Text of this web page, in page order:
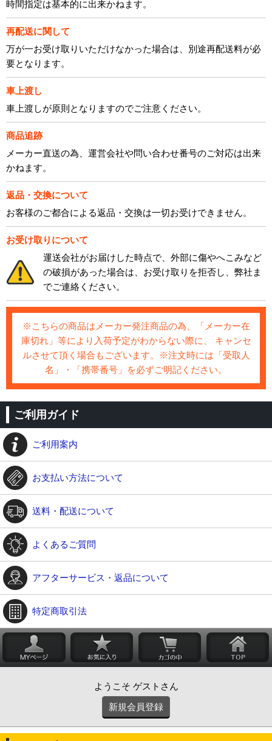
時間指定は基本的に出来かねます。
再配送に関して
万が一お受け取りいただけなかった場合は、別途再配送料が必
要となります。
車上渡し
車上渡しが原則となりますのでご注意ください。
商品追跡
メーカー直送の為、運営会社や問い合わせ番号のご対応は出来
かねます。
返品・交換について
お客様のご都合による返品・交換は一切お受けできません。
お受け取りについて
運送会社がお届けした時点で、外部に傷やへこみなど
の破損があった場合は、お受け取りを拒否し、弊社ま
でご連絡ください。
※こちらの商品はメーカー発注商品の為、「メーカー在
庫切れ」等により入荷予定がわからない際に、 キャンセ
ルさせて頂く場合もございます。※注文時には「受取人
名」・「携帯番号」を必ずご明記ください。
ご利用ガイド
ご利用案内
お支払い方法について
送料・配送について
よくあるご質問
アフターサービス・返品について
特定商取引法
ようこそ ゲストさん
新規会員登録